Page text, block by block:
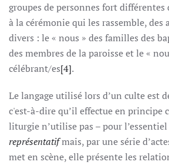
groupes de personnes fort
à la cérémonie qui les rassemble, des
divers : le « nous » des familles des
des membres de la paroisse et le «
célébrant/es[4].
Le langage utilisé lors d’un culte est
c'est-à-dire qu’il effectue en principe
liturgie n’utilise pas – pour
représentatifmais, par une série
met en scène, elle présente les